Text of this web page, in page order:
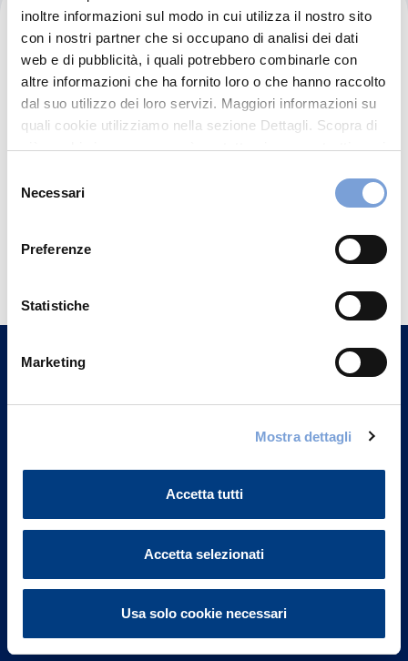
inoltre informazioni sul modo in cui utilizza il nostro sito
con i nostri partner che si occupano di analisi dei dati
web e di pubblicità, i quali potrebbero combinarle con
altre informazioni che ha fornito loro o che hanno raccolto
dal suo utilizzo dei loro servizi. Maggiori informazioni su
quali cookie utilizziamo nella sezione Dettagli. Scopra di
più su chi siamo, come può contattarci e come trattiamo i
può trovare nel footer del sito nella sezione "Informativa
delNecessari
Preferenze
Statistiche
Marketing
Mostra dettagli
Accetta tutti
Accetta selezionati
Usa solo cookie necessari
Ultradent Clinic
Hai bisogno di
Trova l'Agenzia più vicina a te e parla con